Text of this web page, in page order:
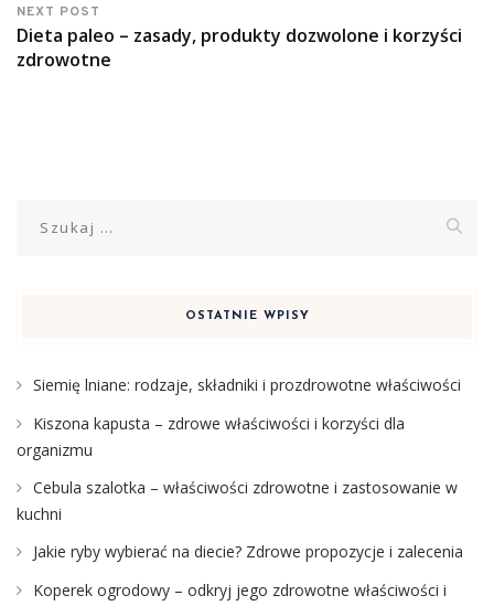
NEXT POST
Dieta paleo – zasady, produkty dozwolone i korzyści
zdrowotne
OSTATNIE WPISY
Siemię lniane: rodzaje, składniki i prozdrowotne właściwości
Kiszona kapusta – zdrowe właściwości i korzyści dla
organizmu
Cebula szalotka – właściwości zdrowotne i zastosowanie w
kuchni
Jakie ryby wybierać na diecie? Zdrowe propozycje i zalecenia
Koperek ogrodowy – odkryj jego zdrowotne właściwości i